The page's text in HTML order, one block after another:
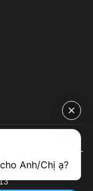
hệ chúng tôi:
VÀ SẢN XUẤT VIỆT